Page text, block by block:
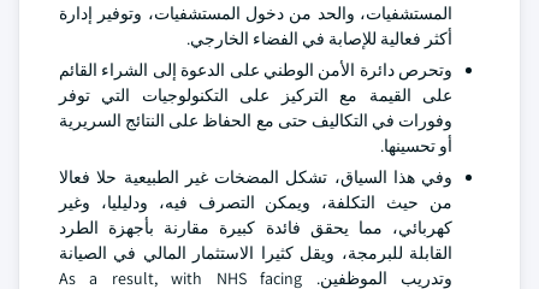
المستشفيات، والحد من دخول المستشفيات، وتوفير إدارة
أكثر فعالية للإصابة في الفضاء الخارجي.
وتحرص دائرة الأمن الوطني على الدعوة إلى الشراء القائم
على القيمة مع التركيز على التكنولوجيات التي توفر
وفورات في التكاليف حتى مع الحفاظ على النتائج السريرية
أو تحسينها.
وفي هذا السياق، تشكل المضخات غير الطبيعية حلا فعالا
من حيث التكلفة، ويمكن التصرف فيه، ودليليا، وغير
كهربائي، مما يحقق فائدة كبيرة مقارنة بأجهزة الطرد
القابلة للبرمجة، ويقل كثيرا الاستثمار المالي في الصيانة
وتدريب الموظفين. As a result, with NHS facing